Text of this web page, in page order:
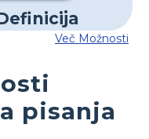
Več Možnosti
pisanja